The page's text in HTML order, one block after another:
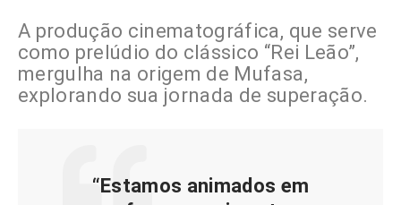
A produção cinematográfica, que serve
como prelúdio do clássico “Rei Leão”,
mergulha na origem de Mufasa,
explorando sua jornada de superação.
“Estamos animados em